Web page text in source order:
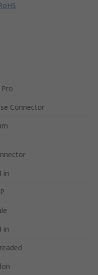
Pro
Connector
in
in